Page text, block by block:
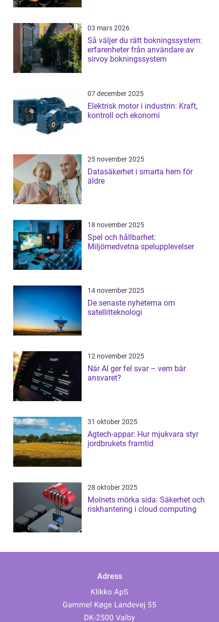
03 mars 2026
Så väljer du rätt bokningssystem:
erfarenheter från användare av
sirvoy bokningssystem
07 december 2025
Elektrisk motor i industrin: Kraft,
kontroll och ekonomi
25 november 2025
Datasäkerhet i smarta hem för
äldre
18 november 2025
Spel och hållbarhet:
Miljömedvetna spelupplevelser
14 november 2025
De senaste nyheterna om
satellitteknologi
12 november 2025
När AI ger fel svar – vem bär
ansvaret?
31 oktober 2025
Agtech-appar: Hur mjukvara styr
jordbrukets framtid
28 oktober 2025
Molnets mörka sida: Säkerhet och
riskhantering i cloud computing
Adress